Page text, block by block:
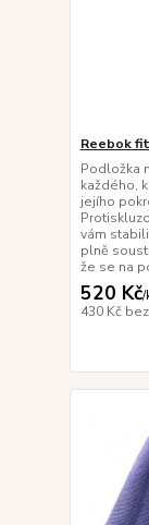
Reebok
Podložka
každého,
jejího
vám
plně
že se na
520 Kč/
430 Kč